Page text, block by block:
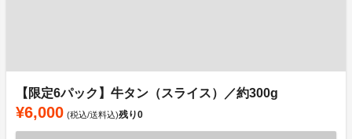
【限定6パック】牛タン（スライス）／約300g
¥6,000 (税込/送料込)残り0